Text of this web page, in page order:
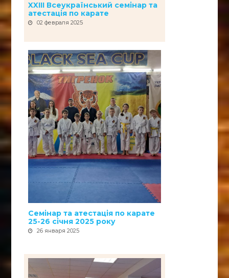
XXIII Всеукраїнський семінар та
атестація по карате
02 февраля 2025
Семінар та атестація по карате
25-26 січня 2025 року
26 января 2025